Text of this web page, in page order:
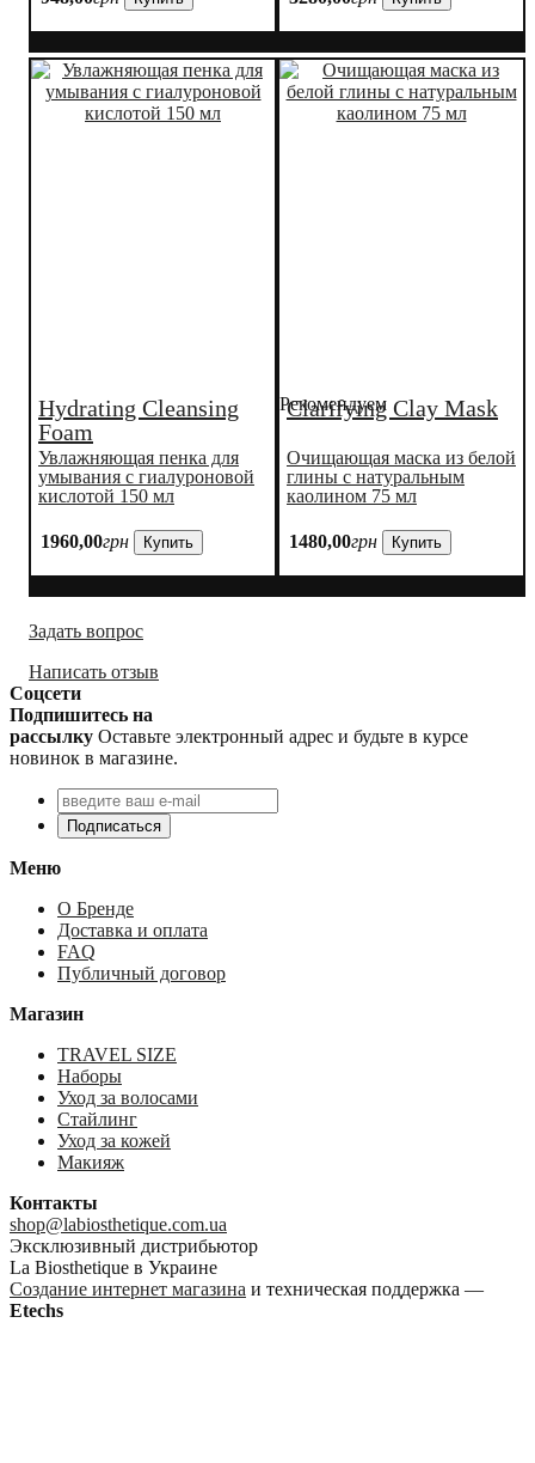
Hydrating Cleansing
Foam
Увлажняющая пенка для
умывания с гиалуроновой
кислотой 150 мл
1960,00грн Купить
Рекомендуем
Clarifying Clay Mask
Очищающая маска из белой
глины с натуральным
каолином 75 мл
1480,00грн Купить
Задать вопрос
Написать отзыв
Соцсети
Подпишитесь на
рассылку Оставьте электронный адрес и будьте в курсе
новинок в магазине.
Подписаться
Меню
О Бренде
Доставка и оплата
FAQ
Публичный договор
Магазин
TRAVEL SIZE
Наборы
Уход за волосами
Стайлинг
Уход за кожей
Макияж
Контакты
shop@labiosthetique.com.ua
Эксклюзивный дистрибьютор
La Biosthetique в Украине
Создание интернет магазина и техническая поддержка —
Etechs